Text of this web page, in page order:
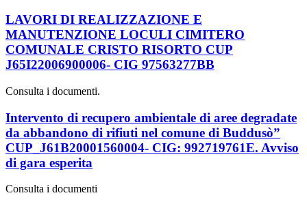
LAVORI DI REALIZZAZIONE E
MANUTENZIONE LOCULI CIMITERO
COMUNALE CRISTO RISORTO CUP
J65I22006900006- CIG 97563277BB
Consulta i documenti.
Intervento di recupero ambientale di aree degradate
da abbandono di rifiuti nel comune di Buddusò”
CUP_J61B20001560004- CIG: 992719761E. Avviso
di gara esperita
Consulta i documenti